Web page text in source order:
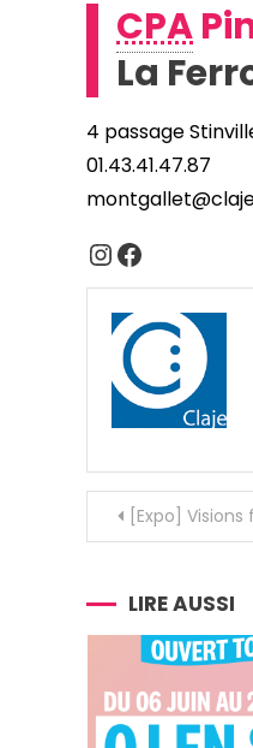
CPA
La
4 passage
01.43.41.47.87
Instagram
Facebook
de
l’article
[Expo]
LIRE AUSSI